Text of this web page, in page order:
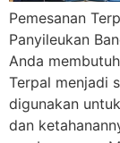
Pemesanan
Panyileukan
Anda
Terpal menjadi
digunakan
dan